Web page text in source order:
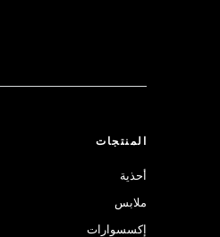
المنتجات
أحذية
ملابس
إكسسوارات